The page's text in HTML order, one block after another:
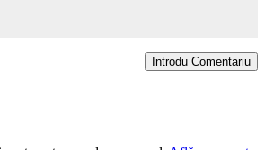
Introdu Comentariu